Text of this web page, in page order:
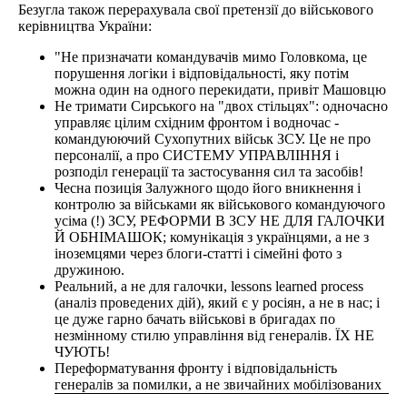
Безугла також перерахувала свої претензії до військового
керівництва України:
"Не призначати командувачів мимо Головкома, це
порушення логіки і відповідальності, яку потім
можна один на одного перекидати, привіт Машовцю
Не тримати Сирського на "двох стільцях": одночасно
управляє цілим східним фронтом і водночас -
командуюючий Сухопутних військ ЗСУ. Це не про
персоналії, а про СИСТЕМУ УПРАВЛІННЯ і
розподіл генерації та застосування сил та засобів!
Чесна позиція Залужного щодо його вникнення і
контролю за військами як військового командуючого
усіма (!) ЗСУ, РЕФОРМИ В ЗСУ НЕ ДЛЯ ГАЛОЧКИ
Й ОБНІМАШОК; комунікація з українцями, а не з
іноземцями через блоги-статті і сімейні фото з
дружиною.
Реальний, а не для галочки, lessons learned process
(аналіз проведених дій), який є у росіян, а не в нас; і
це дуже гарно бачать військові в бригадах по
незмінному стилю управління від генералів. ЇХ НЕ
ЧУЮТЬ!
Переформатування фронту і відповідальність
генералів за помилки, а не звичайних мобілізованих